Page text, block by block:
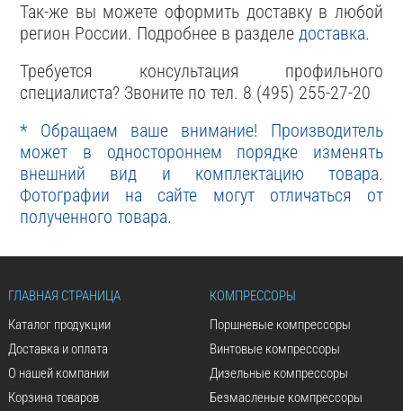
Так-же вы можете оформить доставку в любой
регион России. Подробнее в разделедоставка.
Требуется консультация профильного
специалиста? Звоните по тел. 8 (495) 255-27-20
* Обращаем ваше внимание! Производитель
может в одностороннем порядке изменять
внешний вид и комплектацию товара.
Фотографии на сайте могут отличаться от
полученного товара.
ГЛАВНАЯ СТРАНИЦА
Каталог продукции
Доставка и оплата
О нашей компании
Корзина товаров
КОМПРЕССОРЫ
Поршневые компрессоры
Винтовые компрессоры
Дизельные компрессоры
Безмасленые компрессоры